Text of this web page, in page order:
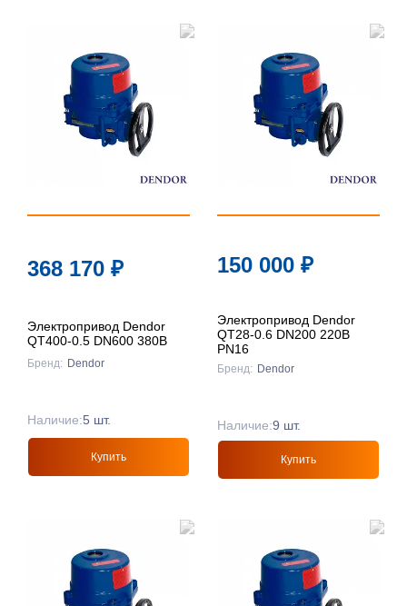
популярности
По цене ↑
↑
↓
368 170 ₽
Электропривод Dendor
QT400-0.5 DN600 380В
Бренд: Dendor
Наличие:5 шт.
Купить
150 000 ₽
Электропривод Dendor
QT28-0.6 DN200 220В
PN16
Бренд: Dendor
Наличие:9 шт.
Купить